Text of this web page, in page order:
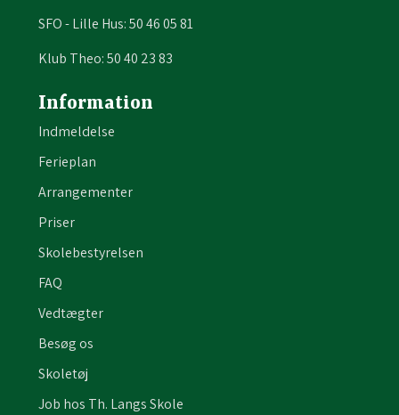
SFO - Lille Hus: 50 46 05 81
Klub Theo: 50 40 23 83
Information
Indmeldelse
Ferieplan
Arrangementer
Priser
Skolebestyrelsen
FAQ
Vedtægter
Besøg os
Skoletøj
Job hos Th. Langs Skole